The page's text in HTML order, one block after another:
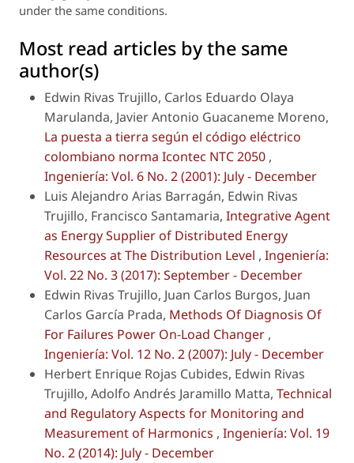
under the same conditions.
Most read articles by the same
author(s)
Edwin Rivas Trujillo, Carlos Eduardo Olaya
Marulanda, Javier Antonio Guacaneme Moreno,
La puesta a tierra según el código eléctrico
colombiano norma Icontec NTC 2050 ,
Ingeniería: Vol. 6 No. 2 (2001): July - December
Luis Alejandro Arias Barragán, Edwin Rivas
Trujillo, Francisco Santamaria, Integrative Agent
as Energy Supplier of Distributed Energy
Resources at The Distribution Level , Ingeniería:
Vol. 22 No. 3 (2017): September - December
Edwin Rivas Trujillo, Juan Carlos Burgos, Juan
Carlos García Prada, Methods Of Diagnosis Of
For Failures Power On-Load Changer ,
Ingeniería: Vol. 12 No. 2 (2007): July - December
Herbert Enrique Rojas Cubides, Edwin Rivas
Trujillo, Adolfo Andrés Jaramillo Matta, Technical
and Regulatory Aspects for Monitoring and
Measurement of Harmonics , Ingeniería: Vol. 19
No. 2 (2014): July - December